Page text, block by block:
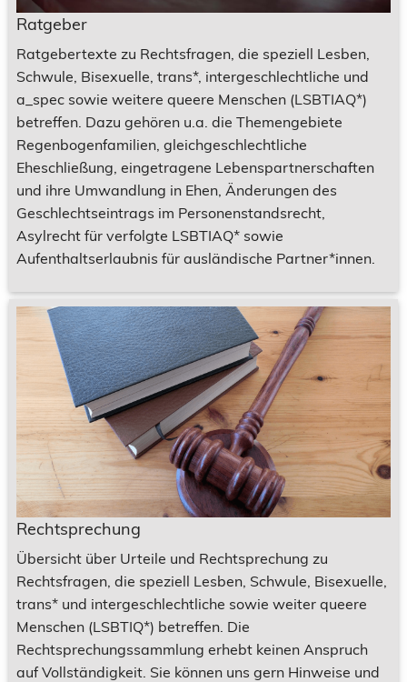
Ratgeber
Ratgebertexte zu Rechtsfragen, die speziell Lesben,
Schwule, Bisexuelle, trans*, intergeschlechtliche und
a_spec sowie weitere queere Menschen (LSBTIAQ*)
betreffen. Dazu gehören u.a. die Themengebiete
Regenbogenfamilien, gleichgeschlechtliche
Eheschließung, eingetragene Lebenspartnerschaften
und ihre Umwandlung in Ehen, Änderungen des
Geschlechtseintrags im Personenstandsrecht,
Asylrecht für verfolgte LSBTIAQ* sowie
Aufenthaltserlaubnis für ausländische Partner*innen.
Rechtsprechung
Übersicht über Urteile und Rechtsprechung zu
Rechtsfragen, die speziell Lesben, Schwule, Bisexuelle,
trans* und intergeschlechtliche sowie weiter queere
Menschen (LSBTIQ*) betreffen. Die
Rechtsprechungssammlung erhebt keinen Anspruch
auf Vollständigkeit. Sie können uns gern Hinweise und